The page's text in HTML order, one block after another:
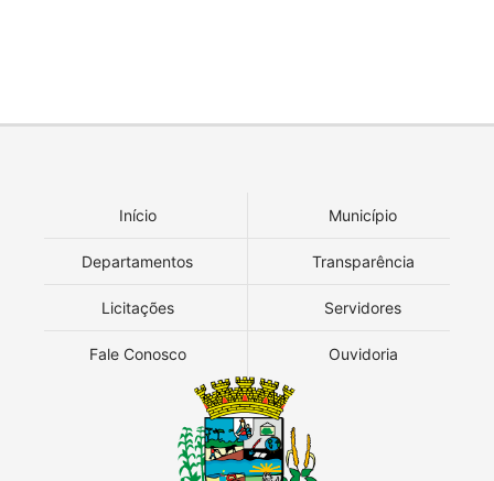
Início Município
Departamentos Transparência
Licitações Servidores
Fale Conosco Ouvidoria